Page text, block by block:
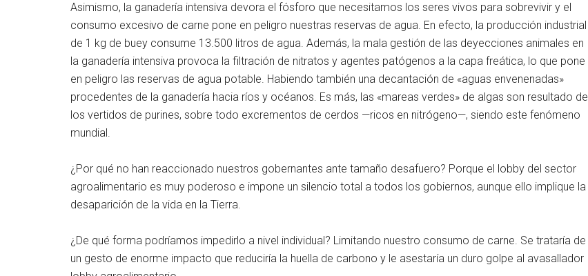
Asimismo, la ganadería intensiva devora el fósforo que necesitamos los seres vivos para sobrevivir y el
consumo excesivo de carne pone en peligro nuestras reservas de agua. En efecto, la producción industrial
de 1 kg de buey consume 13.500 litros de agua. Además, la mala gestión de las deyecciones animales en
la ganadería intensiva provoca la filtración de nitratos y agentes patógenos a la capa freática, lo que pone
en peligro las reservas de agua potable. Habiendo también una decantación de «aguas envenenadas»
procedentes de la ganadería hacia ríos y océanos. Es más, las «mareas verdes» de algas son resultado de
los vertidos de purines, sobre todo excrementos de cerdos —ricos en nitrógeno—, siendo este fenómeno
mundial.
¿Por qué no han reaccionado nuestros gobernantes ante tamaño desafuero? Porque el lobby del sector
agroalimentario es muy poderoso e impone un silencio total a todos los gobiernos, aunque ello implique la
desaparición de la vida en la Tierra.
¿De qué forma podríamos impedirlo a nivel individual? Limitando nuestro consumo de carne. Se trataría de
un gesto de enorme impacto que reduciría la huella de carbono y le asestaría un duro golpe al avasallador